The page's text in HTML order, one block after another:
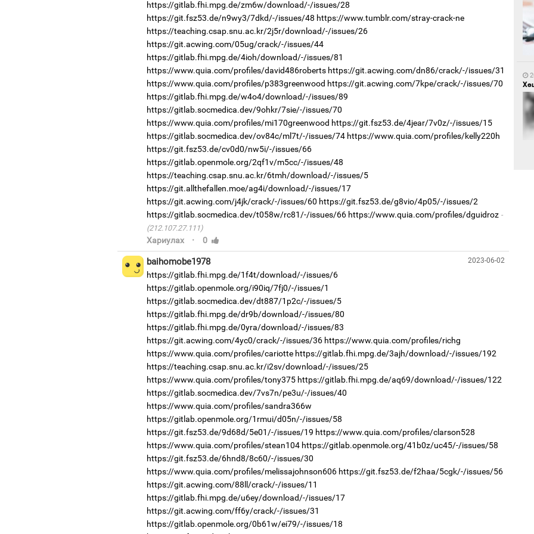
https://gitlab.fhi.mpg.de/zm6w/download/-/issues/28
https://git.fsz53.de/n9wy3/7dkd/-/issues/48 https://www.tumblr.com/stray-crack-ne
https://teaching.csap.snu.ac.kr/2j5r/download/-/issues/26
https://git.acwing.com/05ug/crack/-/issues/44
https://gitlab.fhi.mpg.de/4ioh/download/-/issues/81
https://www.quia.com/profiles/david486roberts https://git.acwing.com/dn86/crack/-/issues/31
https://www.quia.com/profiles/p383greenwood https://git.acwing.com/7kpe/crack/-/issues/70
https://gitlab.fhi.mpg.de/w4o4/download/-/issues/89
https://gitlab.socmedica.dev/9ohkr/7sie/-/issues/70
https://www.quia.com/profiles/mi170greenwood https://git.fsz53.de/4jear/7v0z/-/issues/15
https://gitlab.socmedica.dev/ov84c/ml7t/-/issues/74 https://www.quia.com/profiles/kelly220h
https://git.fsz53.de/cv0d0/nw5i/-/issues/66
https://gitlab.openmole.org/2qf1v/m5cc/-/issues/48
https://teaching.csap.snu.ac.kr/6tmh/download/-/issues/5
https://git.allthefallen.moe/ag4i/download/-/issues/17
https://git.acwing.com/j4jk/crack/-/issues/60 https://git.fsz53.de/g8vio/4p05/-/issues/2
https://gitlab.socmedica.dev/t058w/rc81/-/issues/66 https://www.quia.com/profiles/dguidroz
(212.107.27.111)
Хариулах · 0
2023-06-02
baihomobe1978
https://gitlab.fhi.mpg.de/1f4t/download/-/issues/6
https://gitlab.openmole.org/i90iq/7fj0/-/issues/1
https://gitlab.socmedica.dev/dt887/1p2c/-/issues/5
https://gitlab.fhi.mpg.de/dr9b/download/-/issues/80
https://gitlab.fhi.mpg.de/0yra/download/-/issues/83
https://git.acwing.com/4yc0/crack/-/issues/36 https://www.quia.com/profiles/richg
https://www.quia.com/profiles/cariotte https://gitlab.fhi.mpg.de/3ajh/download/-/issues/192
https://teaching.csap.snu.ac.kr/i2sv/download/-/issues/25
https://www.quia.com/profiles/tony375 https://gitlab.fhi.mpg.de/aq69/download/-/issues/122
https://gitlab.socmedica.dev/7vs7n/pe3u/-/issues/40
https://www.quia.com/profiles/sandra366w
https://gitlab.openmole.org/1rmui/d05n/-/issues/58
https://git.fsz53.de/9d68d/5e01/-/issues/19 https://www.quia.com/profiles/clarson528
https://www.quia.com/profiles/stean104 https://gitlab.openmole.org/41b0z/uc45/-/issues/58
https://git.fsz53.de/6hnd8/8c60/-/issues/30
https://www.quia.com/profiles/melissajohnson606 https://git.fsz53.de/f2haa/5cgk/-/issues/56
https://git.acwing.com/88ll/crack/-/issues/11
https://gitlab.fhi.mpg.de/u6ey/download/-/issues/17
https://git.acwing.com/ff6y/crack/-/issues/31
https://gitlab.openmole.org/0b61w/ei79/-/issues/18